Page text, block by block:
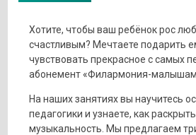
Хотите, чтобы ваш ребёнок рос
счастливым? Мечтаете подарить
чувствовать прекрасное с самых
абонемент «Филармония-
На наших занятиях вы научитесь
педагогики и узнаете, как
музыкальность. Мы предлагаем